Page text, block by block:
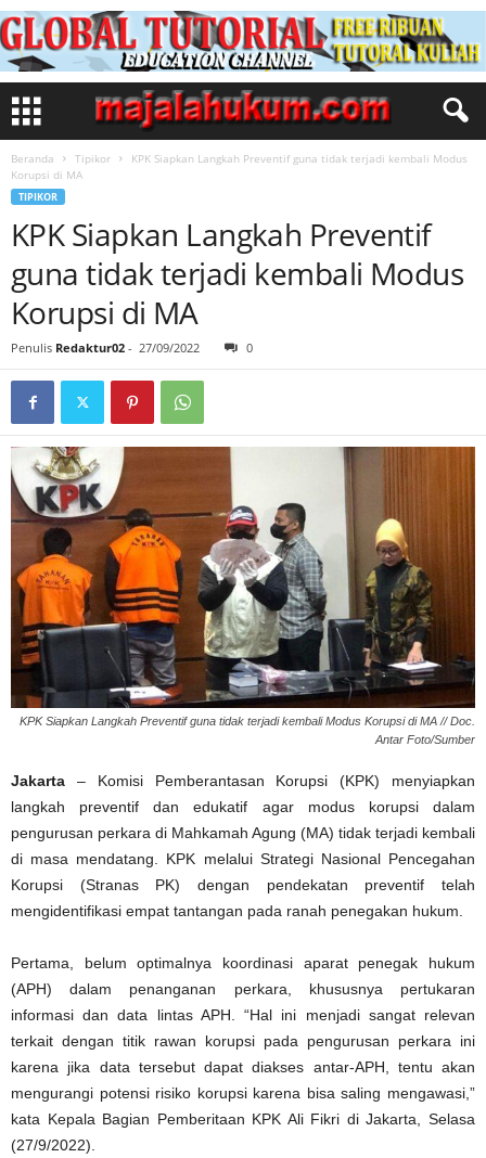
Beranda Tipikor
KPK Siapkan Langkah Preventif guna tidak terjadi kembali Modus
Korupsi di MA
TIPIKOR
KPK Siapkan Langkah Preventif
guna tidak terjadi kembali Modus
Korupsi di MA
Penulis Redaktur02 - 27/09/2022 0
KPK Siapkan Langkah Preventif guna tidak terjadi kembali Modus Korupsi di MA // Doc.
Antar Foto/Sumber
Jakarta – Komisi Pemberantasan Korupsi (KPK) menyiapkan
langkah preventif dan edukatif agar modus korupsi dalam
pengurusan perkara di Mahkamah Agung (MA) tidak terjadi kembali
di masa mendatang. KPK melalui Strategi Nasional Pencegahan
Korupsi (Stranas PK) dengan pendekatan preventif telah
mengidentifikasi empat tantangan pada ranah penegakan hukum.
Pertama, belum optimalnya koordinasi aparat penegak hukum
(APH) dalam penanganan perkara, khususnya pertukaran
informasi dan data lintas APH. “Hal ini menjadi sangat relevan
terkait dengan titik rawan korupsi pada pengurusan perkara ini
karena jika data tersebut dapat diakses antar-APH, tentu akan
mengurangi potensi risiko korupsi karena bisa saling mengawasi,”
kata Kepala Bagian Pemberitaan KPK Ali Fikri di Jakarta, Selasa
(27/9/2022).